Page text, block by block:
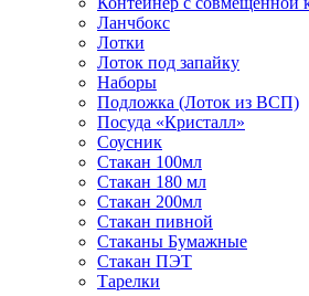
Ланчбокс
Лотки
Лоток под запайку
Наборы
Подложка (Лоток из ВСП)
Посуда «Кристалл»
Соусник
Стакан 100мл
Стакан 180 мл
Стакан 200мл
Стакан пивной
Стаканы Бумажные
Стакан ПЭТ
Тарелки